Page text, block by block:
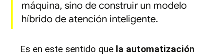
máquina, sino de construir un modelo
híbrido de atención inteligente.
Es en este sentido que la automatización